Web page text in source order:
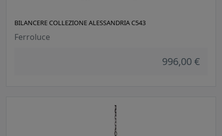
BILANCERE COLLEZIONE ALESSANDRIA C543
Ferroluce
996,00 €